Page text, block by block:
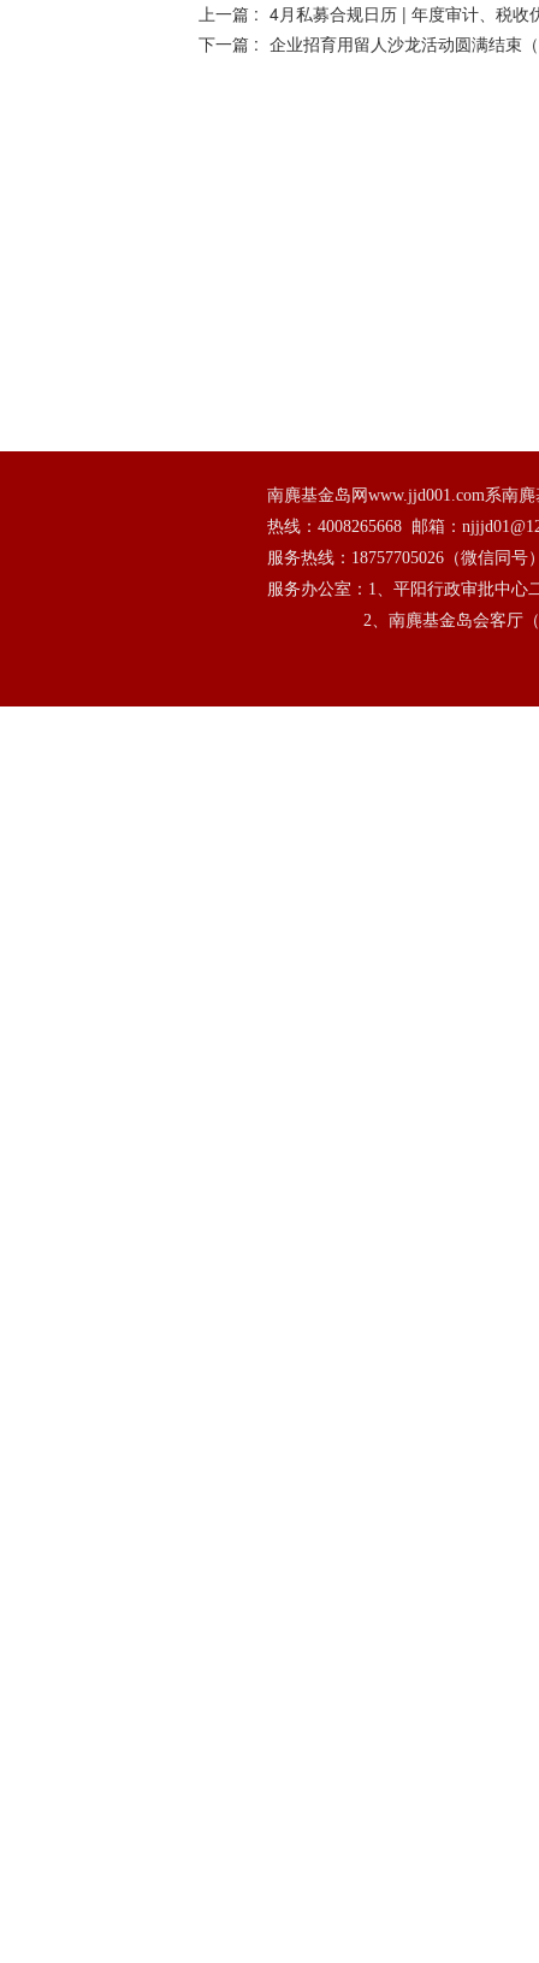
上一篇 : 4月私募合规日历 | 年度审计、税收
下一篇 : 企业招育用留人沙龙活动圆满结束
南麂基金岛网www.jjd001.com系南
热线： 4008265668
邮箱：
服务热线： 18757705026 （微信同号
服务办公室：1、平阳行政审批中心
2、南麂